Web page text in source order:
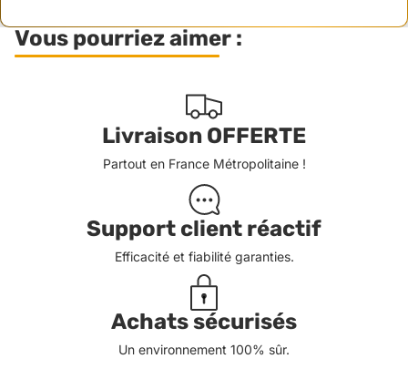
Vous pourriez aimer :
Livraison OFFERTE
Partout en France Métropolitaine !
Support client réactif
Efficacité et fiabilité garanties.
Achats sécurisés
Un environnement 100% sûr.